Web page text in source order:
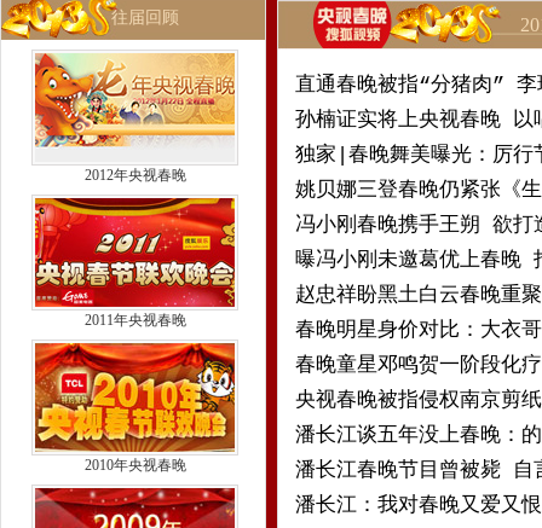
往届回顾
2012年央视春晚
2011年央视春晚
2010年央视春晚
直通春晚被指“分猪肉” 李
孙楠证实将上央视春晚 以
独家|春晚舞美曝光：厉行
姚贝娜三登春晚仍紧张《
冯小刚春晚携手王朔 欲打
曝冯小刚未邀葛优上春晚
赵忠祥盼黑土白云春晚重
春晚明星身价对比：大衣
春晚童星邓鸣贺一阶段化
央视春晚被指侵权南京剪
潘长江谈五年没上春晚：
潘长江春晚节目曾被毙 自
潘长江：我对春晚又爱又